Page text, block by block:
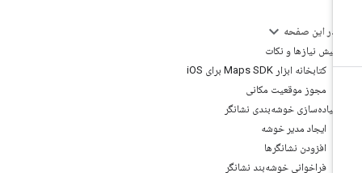
در این صفحه
پیش نیازها و نکات
کتابخانه ابزار Maps SDK برای iOS
مجوز موقعیت مکانی
پیاده‌سازی خوشه‌بندی نشانگر
ایجاد مدیر خوشه
افزودن نشانگرها
فراخوانی خوشه‌بند نشانگر